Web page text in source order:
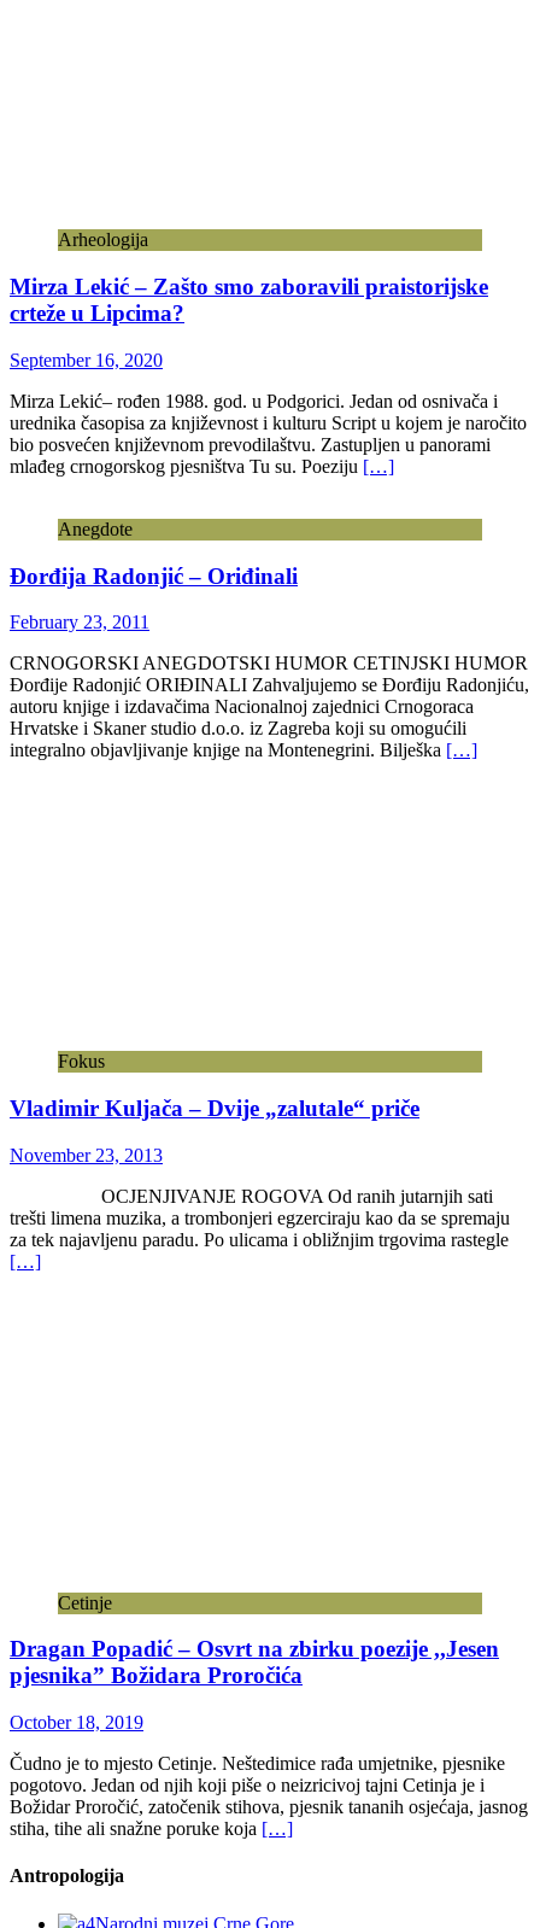
Arheologija
Mirza Lekić – Zašto smo zaboravili praistorijske
crteže u Lipcima?
September 16, 2020
Mirza Lekić– rođen 1988. god. u Podgorici. Jedan od osnivača i
urednika časopisa za književnost i kulturu Script u kojem je naročito
bio posvećen književnom prevodilaštvu. Zastupljen u panorami
mlađeg crnogorskog pjesništva Tu su. Poeziju […]
Anegdote
Đorđija Radonjić – Oriđinali
February 23, 2011
CRNOGORSKI ANEGDOTSKI HUMOR CETINJSKI HUMOR
Đorđije Radonjić ORIĐINALI Zahvaljujemo se Đorđiju Radonjiću,
autoru knjige i izdavačima Nacionalnoj zajednici Crnogoraca
Hrvatske i Skaner studio d.o.o. iz Zagreba koji su omogućili
integralno objavljivanje knjige na Montenegrini. Bilješka […]
Fokus
Vladimir Kuljača – Dvije „zalutale“ priče
November 23, 2013
OCJENJIVANJE ROGOVA Od ranih jutarnjih sati
trešti limena muzika, a trombonjeri egzerciraju kao da se spremaju
za tek najavljenu paradu. Po ulicama i obližnjim trgovima rastegle
[…]
Cetinje
Dragan Popadić – Osvrt na zbirku poezije ,,Jesen
pjesnika” Božidara Proročića
October 18, 2019
Čudno je to mjesto Cetinje. Neštedimice rađa umjetnike, pjesnike
pogotovo. Jedan od njih koji piše o neizricivoj tajni Cetinja je i
Božidar Proročić, zatočenik stihova, pjesnik tananih osjećaja, jasnog
stiha, tihe ali snažne poruke koja […]
Antropologija